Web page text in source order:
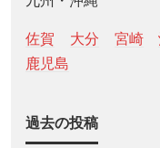
佐賀 大分 宮崎
鹿児島
過去の投稿